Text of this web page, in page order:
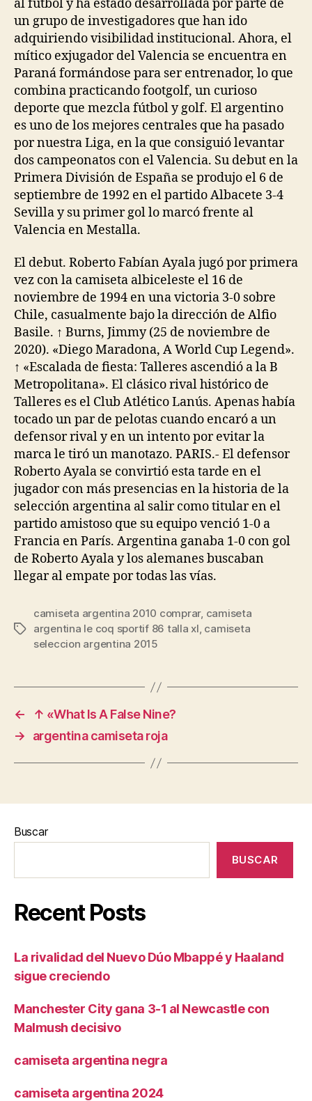
al futbol y ha estado desarrollada por parte de
un grupo de investigadores que han ido
adquiriendo visibilidad institucional. Ahora, el
mítico exjugador del Valencia se encuentra en
Paraná formándose para ser entrenador, lo que
combina practicando footgolf, un curioso
deporte que mezcla fútbol y golf. El argentino
es uno de los mejores centrales que ha pasado
por nuestra Liga, en la que consiguió levantar
dos campeonatos con el Valencia. Su debut en la
Primera División de España se produjo el 6 de
septiembre de 1992 en el partido Albacete 3-4
Sevilla y su primer gol lo marcó frente al
Valencia en Mestalla.
El debut. Roberto Fabían Ayala jugó por primera
vez con la camiseta albiceleste el 16 de
noviembre de 1994 en una victoria 3-0 sobre
Chile, casualmente bajo la dirección de Alfio
Basile. ↑ Burns, Jimmy (25 de noviembre de
2020). «Diego Maradona, A World Cup Legend».
↑ «Escalada de fiesta: Talleres ascendió a la B
Metropolitana». El clásico rival histórico de
Talleres es el Club Atlético Lanús. Apenas había
tocado un par de pelotas cuando encaró a un
defensor rival y en un intento por evitar la
marca le tiró un manotazo. PARIS.- El defensor
Roberto Ayala se convirtió esta tarde en el
jugador con más presencias en la historia de la
selección argentina al salir como titular en el
partido amistoso que su equipo venció 1-0 a
Francia en París. Argentina ganaba 1-0 con gol
de Roberto Ayala y los alemanes buscaban
llegar al empate por todas las vías.
Etiquetas
camiseta argentina 2010 comprar, camiseta
argentina le coq sportif 86 talla xl, camiseta
seleccion argentina 2015
←
↑ «What Is A False Nine?
→
argentina camiseta roja
Buscar
BUSCAR
Recent Posts
La rivalidad del Nuevo Dúo Mbappé y Haaland
sigue creciendo
Manchester City gana 3-1 al Newcastle con
Malmush decisivo
camiseta argentina negra
camiseta argentina 2024